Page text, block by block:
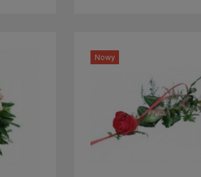
Nowy